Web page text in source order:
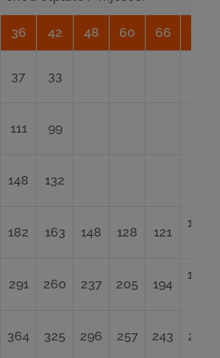
36 42 48 60 66 72
37 33
111 99
148 132
182 163 148 128 121
115
291 260 237 205 194
185
364 325 296 257 243 231